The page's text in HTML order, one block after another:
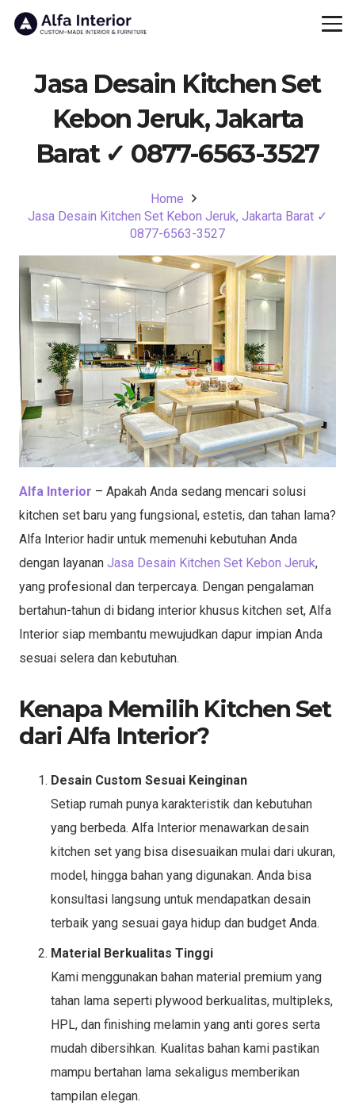
Jasa Desain Kitchen Set
Kebon Jeruk, Jakarta
Barat ✓ 0877-6563-3527
Home
Jasa Desain Kitchen Set Kebon Jeruk, Jakarta Barat ✓
0877-6563-3527
Alfa Interior – Apakah Anda sedang mencari solusi
kitchen set baru yang fungsional, estetis, dan tahan lama?
Alfa Interior hadir untuk memenuhi kebutuhan Anda
dengan layanan Jasa Desain Kitchen Set Kebon Jeruk,
yang profesional dan terpercaya. Dengan pengalaman
bertahun-tahun di bidang interior khusus kitchen set, Alfa
Interior siap membantu mewujudkan dapur impian Anda
sesuai selera dan kebutuhan.
Kenapa Memilih Kitchen Set
dari Alfa Interior?
Desain Custom Sesuai Keinginan
Setiap rumah punya karakteristik dan kebutuhan
yang berbeda. Alfa Interior menawarkan desain
kitchen set yang bisa disesuaikan mulai dari ukuran,
model, hingga bahan yang digunakan. Anda bisa
konsultasi langsung untuk mendapatkan desain
terbaik yang sesuai gaya hidup dan budget Anda.
Material Berkualitas Tinggi
Kami menggunakan bahan material premium yang
tahan lama seperti plywood berkualitas, multipleks,
HPL, dan finishing melamin yang anti gores serta
mudah dibersihkan. Kualitas bahan kami pastikan
mampu bertahan lama sekaligus memberikan
tampilan elegan.